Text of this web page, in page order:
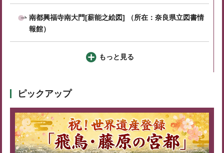
南都興福寺南大門[薪能之絵図] （所在：奈良県立図書情
報館）
もっと見る
ピックアップ